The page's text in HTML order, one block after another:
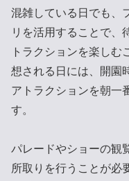
混雑している日でも、
リを活用することで、
トラクションを楽しむ
想される日には、開園
アトラクションを朝一
す。
パレードやショーの観
所取りを行うことが必